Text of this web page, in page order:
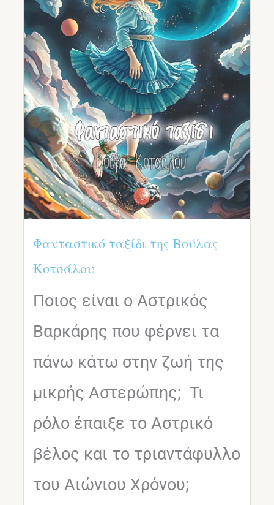
Φανταστικό ταξίδι της Βούλας
Κοτσάλου
Ποιος είναι ο Αστρικός
Βαρκάρης που φέρνει τα
πάνω κάτω στην ζωή της
μικρής Αστερώπης; Τι
ρόλο έπαιξε το Αστρικό
βέλος και το τριαντάφυλλο
του Αιώνιου Χρόνου;